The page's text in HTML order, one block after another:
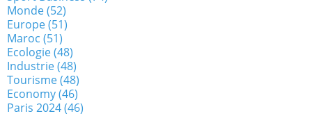
Monde(52)
Europe(51)
Maroc (51)
Ecologie(48)
Industrie(48)
Tourisme(48)
Economy(46)
Paris 2024(46)